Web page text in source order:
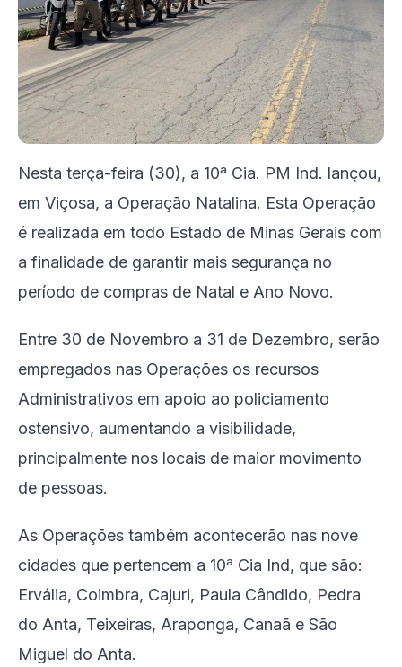
Nesta terça-feira (30), a 10ª Cia. PM Ind. lançou,
em Viçosa, a Operação Natalina. Esta Operação
é realizada em todo Estado de Minas Gerais com
a finalidade de garantir mais segurança no
período de compras de Natal e Ano Novo.
Entre 30 de Novembro a 31 de Dezembro, serão
empregados nas Operações os recursos
Administrativos em apoio ao policiamento
ostensivo, aumentando a visibilidade,
principalmente nos locais de maior movimento
de pessoas.
As Operações também acontecerão nas nove
cidades que pertencem a 10ª Cia Ind, que são:
Ervália, Coimbra, Cajuri, Paula Cândido, Pedra
do Anta, Teixeiras, Araponga, Canaã e São
Miguel do Anta.